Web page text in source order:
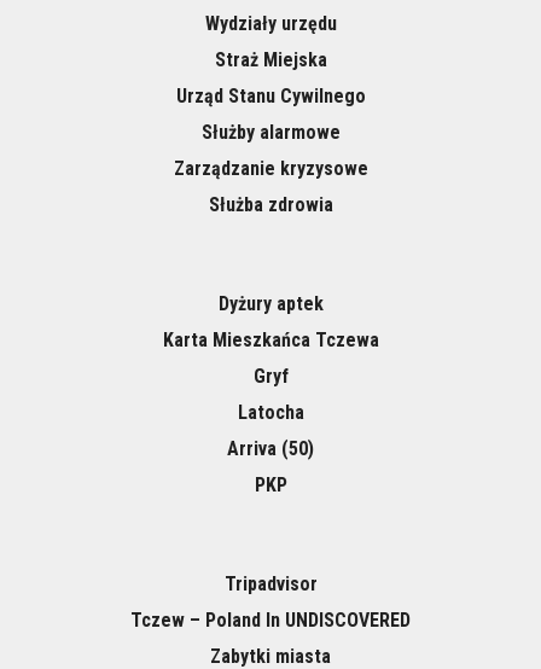
Wydziały urzędu
Straż Miejska
Urząd Stanu Cywilnego
Służby alarmowe
Zarządzanie kryzysowe
Służba zdrowia
Dyżury aptek
Karta Mieszkańca Tczewa
Gryf
Latocha
Arriva (50)
PKP
Tripadvisor
Tczew – Poland In UNDISCOVERED
Zabytki miasta